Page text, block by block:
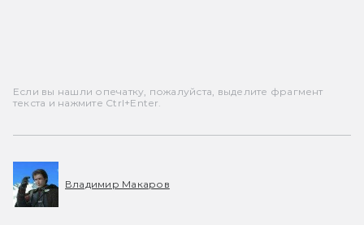
Если вы нашли опечатку, пожалуйста, выделите фрагмент
текста и нажмите Ctrl+Enter.
Владимир Макаров